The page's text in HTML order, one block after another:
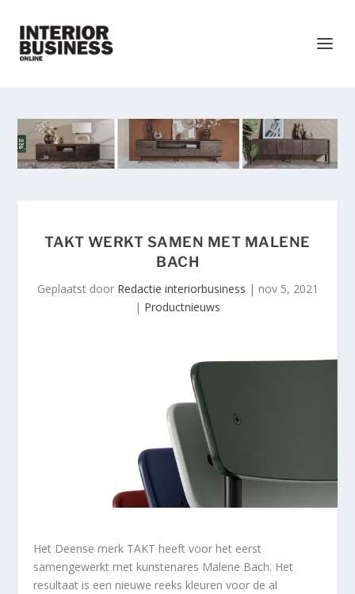
TAKT WERKT SAMEN MET MALENE
BACH
Geplaatst door Redactie interiorbusiness | nov 5, 2021
| Productnieuws
Het Deense merk TAKT heeft voor het eerst
samengewerkt met kunstenares Malene Bach. Het
resultaat is een nieuwe reeks kleuren voor de al